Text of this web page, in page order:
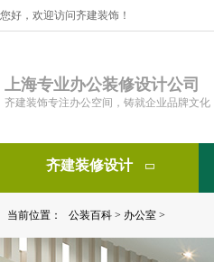
您好，欢迎访问齐建装饰！
上海专业办公装修设计公司
齐建装饰专注办公空间，铸就企业品牌文化
齐建装修设计 
当前位置： 公装百科 > 办公室 >